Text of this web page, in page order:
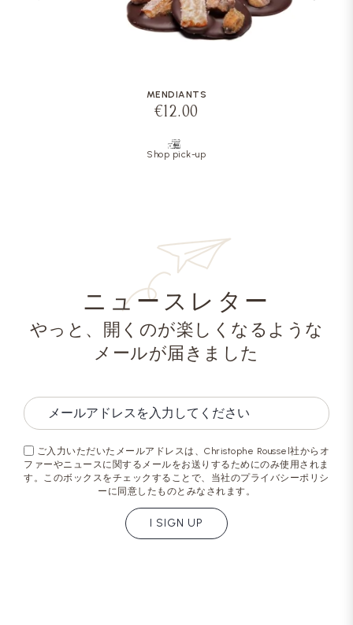
MENDIANTS
€12.00
Shop pick-up
ニュースレター
やっと、開くのが楽しくなるような
メールが届きました
ご入力いただいたメールアドレスは、Christophe Roussel社からオ
ファーやニュースに関するメールをお送りするためにのみ使用されま
す。このボックスをチェックすることで、当社のプライバシーポリシ
ーに同意したものとみなされます。
I SIGN UP